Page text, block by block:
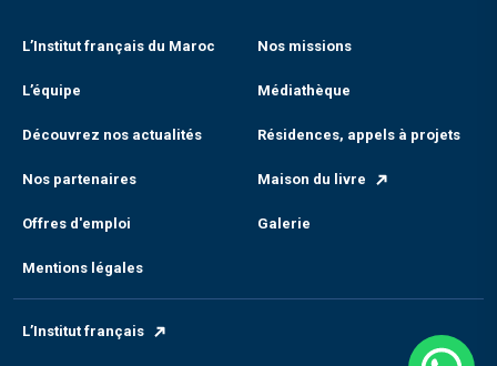
L’Institut français du Maroc Nos missions
L’équipe Médiathèque
Découvrez nos actualités Résidences, appels à projets
Nos partenaires Maison du livre
Offres d'emploi Galerie
Mentions légales
L’Institut français